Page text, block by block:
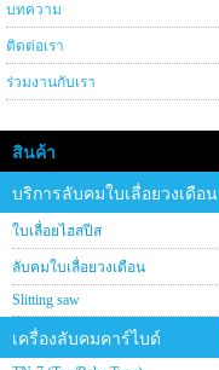
บทความ
ติดต่อเรา
ร่วมงานกับเรา
สินค้า
บริการลับคมใบเลื่อยวงเดือน
ใบเลื่อยไฮสปีส
ลับคมใบเลื่อยวงเดือน
Slitting saw
เครื่องลับคมคาร์ไบด์